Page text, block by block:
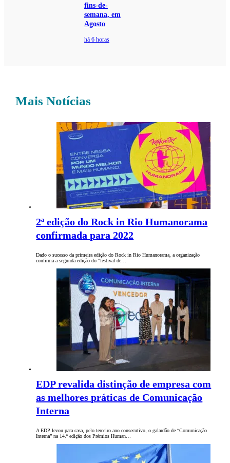
fins-de-
semana, em
Agosto
há 6 horas
Mais Notícias
2ª edição do Rock in Rio Humanorama
confirmada para 2022
Dado o sucesso da primeira edição do Rock in Rio Humanorama, a organização
confirma a segunda edição do “festival de…
EDP revalida distinção de empresa com
as melhores práticas de Comunicação
Interna
A EDP levou para casa, pelo terceiro ano consecutivo, o galardão de “Comunicação
Interna” na 14.ª edição dos Prémios Human…